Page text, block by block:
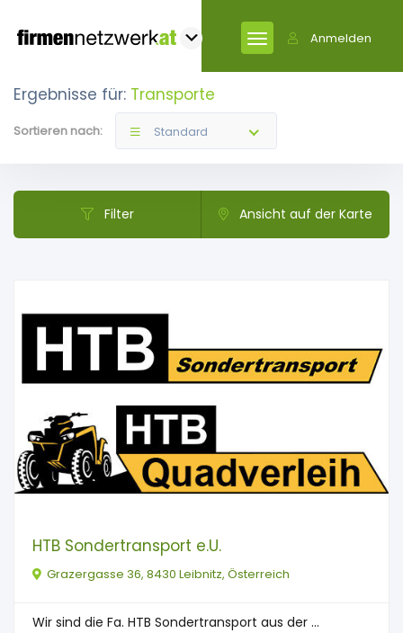
Anmelden
Ergebnisse für: Transporte
Sortieren nach: Standard
Filter Ansicht auf der Karte
HTB Sondertransport e.U.
Grazergasse 36, 8430 Leibnitz, Österreich
Wir sind die Fa. HTB Sondertransport aus der ...